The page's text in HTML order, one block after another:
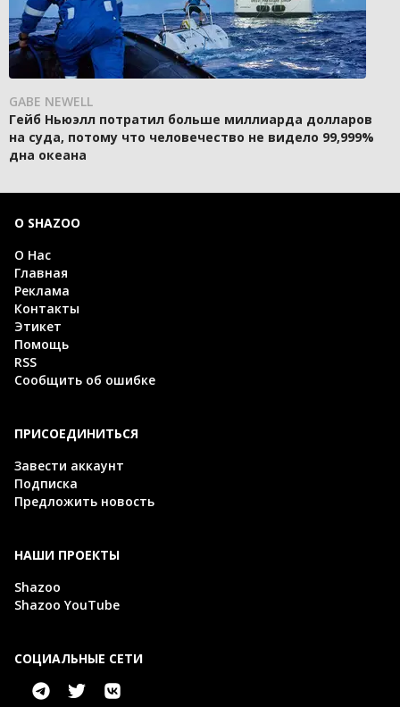
GABE NEWELL
Гейб Ньюэлл потратил больше миллиарда долларов
на суда, потому что человечество не видело 99,999%
дна океана
О SHAZOO
О Нас
Главная
Реклама
Контакты
Этикет
Помощь
RSS
Сообщить об ошибке
ПРИСОЕДИНИТЬСЯ
Завести аккаунт
Подписка
Предложить новость
НАШИ ПРОЕКТЫ
Shazoo
Shazoo YouTube
СОЦИАЛЬНЫЕ СЕТИ